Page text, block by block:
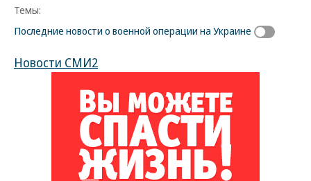
Темы:
Последние новости о военной операции на Украине
Новости СМИ2